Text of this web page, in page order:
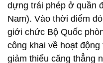
dựng trái phép ở quần
Nam). Vào thời điểm
giới chức Bộ Quốc
công khai về hoạt
giảm thiểu căng thẳng